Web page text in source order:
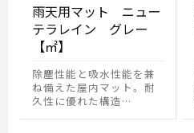
雨天用マット ニュー
テラレイン グレー
【㎡】
除塵性能と吸水性能を兼
ね備えた屋内マット。耐
久性に優れた構造…